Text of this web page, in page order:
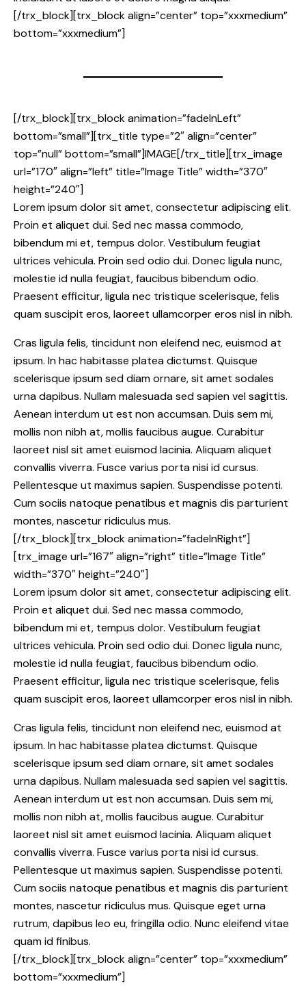
[/trx_block][trx_block align=”center” top=”xxxmedium”
bottom=”xxxmedium”]
[/trx_block][trx_block animation=”fadeInLeft”
bottom=”small”][trx_title type=”2″ align=”center”
top=”null” bottom=”small”]IMAGE[/trx_title][trx_image
url=”170″ align=”left” title=”Image Title” width=”370″
height=”240″]
Lorem ipsum dolor sit amet, consectetur adipiscing elit.
Proin et aliquet dui. Sed nec massa commodo,
bibendum mi et, tempus dolor. Vestibulum feugiat
ultrices vehicula. Proin sed odio dui. Donec ligula nunc,
molestie id nulla feugiat, faucibus bibendum odio.
Praesent efficitur, ligula nec tristique scelerisque, felis
quam suscipit eros, laoreet ullamcorper eros nisl in nibh.
Cras ligula felis, tincidunt non eleifend nec, euismod at
ipsum. In hac habitasse platea dictumst. Quisque
scelerisque ipsum sed diam ornare, sit amet sodales
urna dapibus. Nullam malesuada sed sapien vel sagittis.
Aenean interdum ut est non accumsan. Duis sem mi,
mollis non nibh at, mollis faucibus augue. Curabitur
laoreet nisl sit amet euismod lacinia. Aliquam aliquet
convallis viverra. Fusce varius porta nisi id cursus.
Pellentesque ut maximus sapien. Suspendisse potenti.
Cum sociis natoque penatibus et magnis dis parturient
montes, nascetur ridiculus mus.
[/trx_block][trx_block animation=”fadeInRight”]
[trx_image url=”167″ align=”right” title=”Image Title”
width=”370″ height=”240″]
Lorem ipsum dolor sit amet, consectetur adipiscing elit.
Proin et aliquet dui. Sed nec massa commodo,
bibendum mi et, tempus dolor. Vestibulum feugiat
ultrices vehicula. Proin sed odio dui. Donec ligula nunc,
molestie id nulla feugiat, faucibus bibendum odio.
Praesent efficitur, ligula nec tristique scelerisque, felis
quam suscipit eros, laoreet ullamcorper eros nisl in nibh.
Cras ligula felis, tincidunt non eleifend nec, euismod at
ipsum. In hac habitasse platea dictumst. Quisque
scelerisque ipsum sed diam ornare, sit amet sodales
urna dapibus. Nullam malesuada sed sapien vel sagittis.
Aenean interdum ut est non accumsan. Duis sem mi,
mollis non nibh at, mollis faucibus augue. Curabitur
laoreet nisl sit amet euismod lacinia. Aliquam aliquet
convallis viverra. Fusce varius porta nisi id cursus.
Pellentesque ut maximus sapien. Suspendisse potenti.
Cum sociis natoque penatibus et magnis dis parturient
montes, nascetur ridiculus mus. Quisque eget urna
rutrum, dapibus leo eu, fringilla odio. Nunc eleifend vitae
quam id finibus.
[/trx_block][trx_block align=”center” top=”xxxmedium”
bottom=”xxxmedium”]